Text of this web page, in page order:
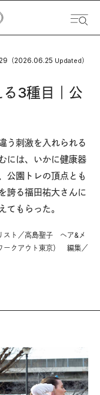
（2026.06.25 Updated）
3種目｜公
う刺激を入れられる
には、いかに健康器
公園トレの頂点とも
誇る福田祐大さんに
てもらった。
ト／高島聖子 ヘア&メ
ークアウト東京） 編集／